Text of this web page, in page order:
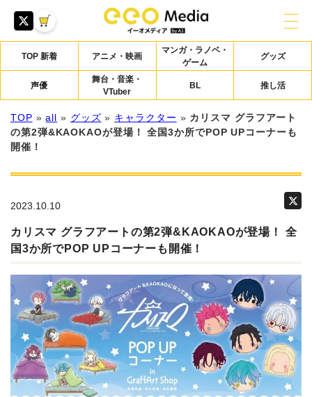
TOP 新着 アニメ・映画
マンガ・ラノベ・
ゲーム
グッズ
声優
舞台・音楽・
VTuber
BL 推し活
TOP »all » グッズ » キャラクター » カリスマ グラフアート
の第2弾&KAOKAOが登場！ 全国3か所でPOP UPコーナーも
開催！
2023.10.10
カリスマ グラフアートの第2弾&KAOKAOが登場！ 全
国3か所でPOP UPコーナーも開催！